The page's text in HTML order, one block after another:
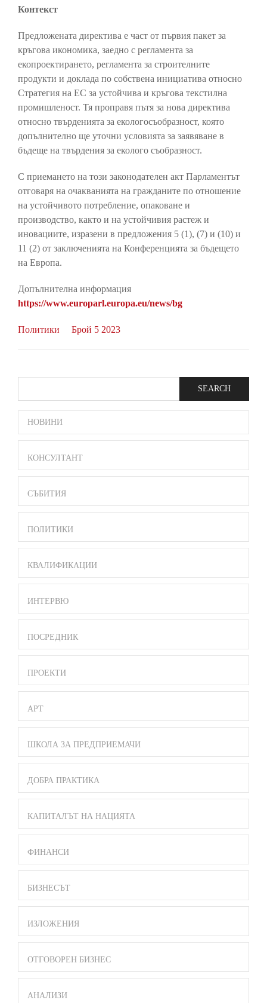
Контекст
Предложената директива е част от първия пакет за
кръгова икономика, заедно с регламента за
екопроектирането, регламента за строителните
продукти и доклада по собствена инициатива относно
Стратегия на ЕС за устойчива и кръгова текстилна
промишленост. Тя проправя пътя за нова директива
относно твърденията за екологосъобразност, която
допълнително ще уточни условията за заявяване в
бъдеще на твърдения за еколого съобразност.
С приемането на този законодателен акт Парламентът
отговаря на очакванията на гражданите по отношение
на устойчивото потребление, опаковане и
производство, както и на устойчивия растеж и
иновациите, изразени в предложения 5 (1), (7) и (10) и
11 (2) от заключенията на Конференцията за бъдещето
на Европа.
Допълнителна информация
https://www.europarl.europa.eu/news/bg
Политики Брой 5 2023
SIDE
BAR
MENU
НОВИНИ
КОНСУЛТАНТ
СЪБИТИЯ
ПОЛИТИКИ
КВАЛИФИКАЦИИ
ИНТЕРВЮ
ПОСРЕДНИК
ПРОЕКТИ
АРТ
ШКОЛА ЗА ПРЕДПРИЕМАЧИ
ДОБРА ПРАКТИКА
КАПИТАЛЪТ НА НАЦИЯТА
ФИНАНСИ
БИЗНЕСЪТ
ИЗЛОЖЕНИЯ
ОТГОВОРЕН БИЗНЕС
АНАЛИЗИ